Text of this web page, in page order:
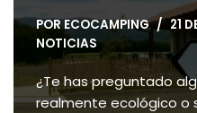
PORECOCAMPING
21
NOTICIAS
¿Te has preguntado
realmente ecológico o